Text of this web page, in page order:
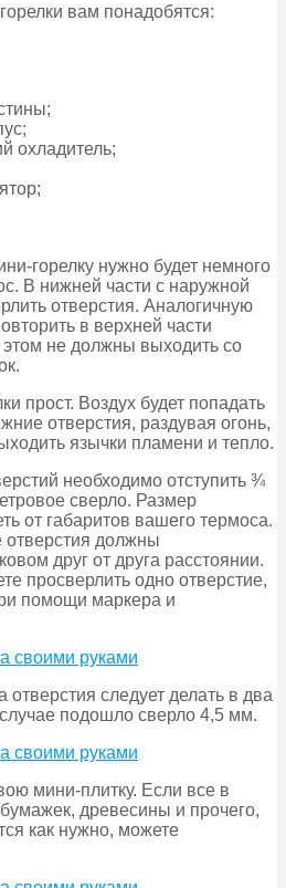
вам понадобятся:
охладитель;
горелку нужно будет немного
В нижней части с наружной
отверстия. Аналогичную
в верхней части
не должны выходить со
прост. Воздух будет попадать
отверстия, раздувая огонь,
язычки пламени и тепло.
необходимо отступить ¾
сверло. Размер
от габаритов вашего термоса.
отверстия должны
друг от друга расстоянии.
просверлить одно отверстие,
помощи маркера и
отверстия следует делать в два
подошло сверло 4,5 мм.
мини-плитку. Если все в
древесины и прочего,
как нужно, можете